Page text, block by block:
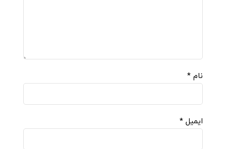
نام *
ایمیل *